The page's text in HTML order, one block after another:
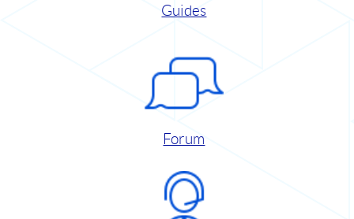
Guides
Forum